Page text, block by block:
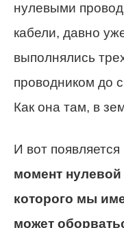
нулевыми
кабели, давно
выполнялись
проводником до
Как она там, в
И вот появляется
момент нулевой
которого мы
может